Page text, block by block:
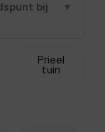
bij
▼
Prieel
tuin